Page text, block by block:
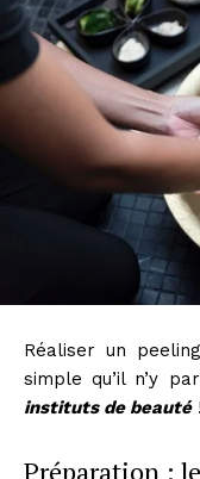
Réaliser un
simple qu’il n’y
instituts de beauté!
Préparation :